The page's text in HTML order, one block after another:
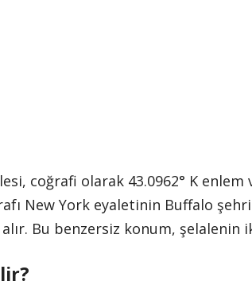
coğrafi olarak 43.0962° K
New York eyaletinin Buffalo
Bu benzersiz konum, şelalenin